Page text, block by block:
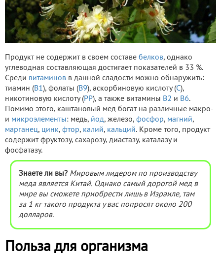
Продукт не содержит в своем составе белков, однако
углеводная составляющая достигает показателей в 33 %.
Среди витаминов в данной сладости можно обнаружить:
тиамин (В1), фолаты (В9), аскорбиновую кислоту (С),
никотиновую кислоту (РР), а также витамины В2 и В6.
Помимо этого, каштановый мед богат на различные макро-
и микроэлементы: медь, йод, железо, фосфор, магний,
марганец, цинк, фтор, калий, кальций. Кроме того, продукт
содержит фруктозу, сахарозу, диастазу, каталазу и
фосфатазу.
Знаете ли вы? Мировым лидером по производству
меда является Китай. Однако самый дорогой мед в
мире вы сможете приобрести лишь в Израиле, там
за 1 кг такого продукта у вас попросят около 200
долларов.
Польза для организма